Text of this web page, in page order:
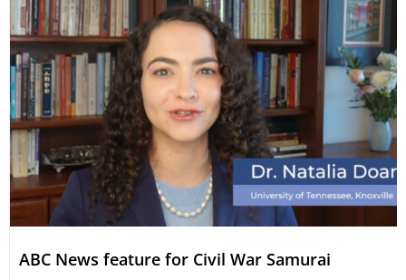
ABC News feature for Civil War Samurai